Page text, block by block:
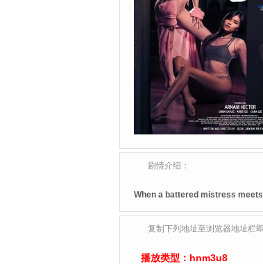
剧情介绍：
When a battered mistress
复制下列地址至浏览器地址栏
播放类型： hnm3u8